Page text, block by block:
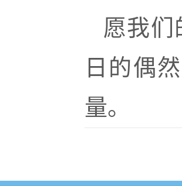
愿我们
日的偶
量。